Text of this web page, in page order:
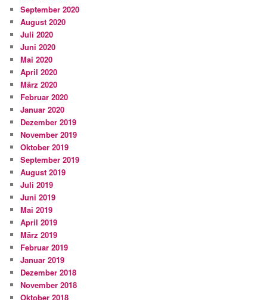
September 2020
August 2020
Juli 2020
Juni 2020
Mai 2020
April 2020
März 2020
Februar 2020
Januar 2020
Dezember 2019
November 2019
Oktober 2019
September 2019
August 2019
Juli 2019
Juni 2019
Mai 2019
April 2019
März 2019
Februar 2019
Januar 2019
Dezember 2018
November 2018
Oktober 2018